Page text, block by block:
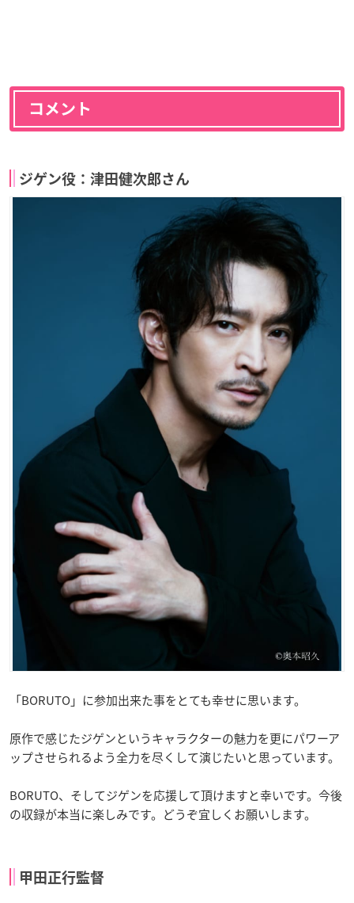
コメント
ジゲン役：津田健次郎さん
「BORUTO」に参加出来た事をとても幸せに思います。
原作で感じたジゲンというキャラクターの魅力を更にパワーア
ップさせられるよう全力を尽くして演じたいと思っています。
BORUTO、そしてジゲンを応援して頂けますと幸いです。今後
の収録が本当に楽しみです。どうぞ宜しくお願いします。
甲田正行監督